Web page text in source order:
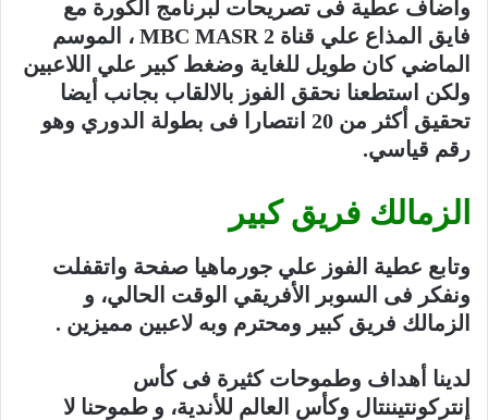
وأضاف عطية فى تصريحات لبرنامج الكورة مع
فايق المذاع علي قناة MBC MASR 2 ، الموسم
الماضي كان طويل للغاية وضغط كبير علي اللاعبين
ولكن استطعنا نحقق الفوز بالالقاب بجانب أيضا
تحقيق أكثر من 20 انتصارا فى بطولة الدوري وهو
رقم قياسي.
الزمالك فريق كبير
وتابع عطية الفوز علي جورماهيا صفحة واتقفلت
ونفكر فى السوبر الأفريقي الوقت الحالي، و
الزمالك فريق كبير ومحترم وبه لاعبين مميزين .
لدينا أهداف وطموحات كثيرة فى كأس
إنتركونتيننتال وكأس العالم للأندية، و طموحنا لا